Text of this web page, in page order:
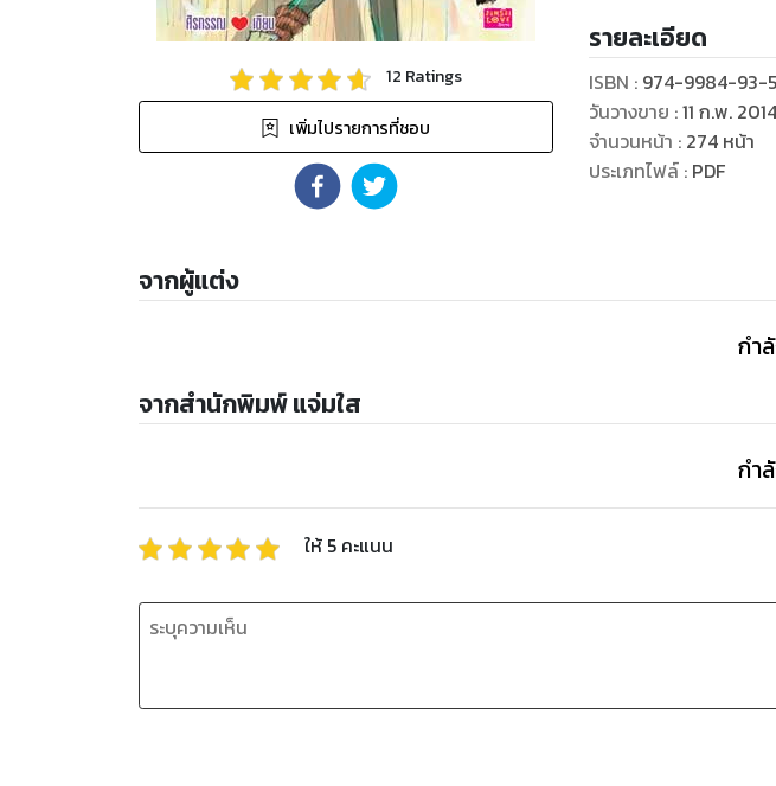
12 Ratings
เพิ่มไปรายการที่ชอบ
รายละเอียด
ISBN : 974-9984-93-5
วันวางขาย :11 ก.พ. 2014
จำนวนหน้า : 274 หน้า
ประเภทไฟล์: PDF
จากผู้แต่ง
กำ
จากสำนักพิมพ์ แจ่มใส
กำ
ให้ 5 คะแนน